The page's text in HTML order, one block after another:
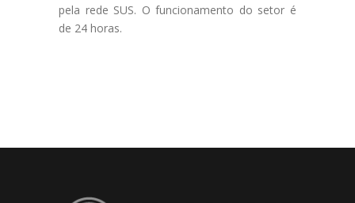
pela rede SUS. O funcionamento do setor é
de 24 horas.